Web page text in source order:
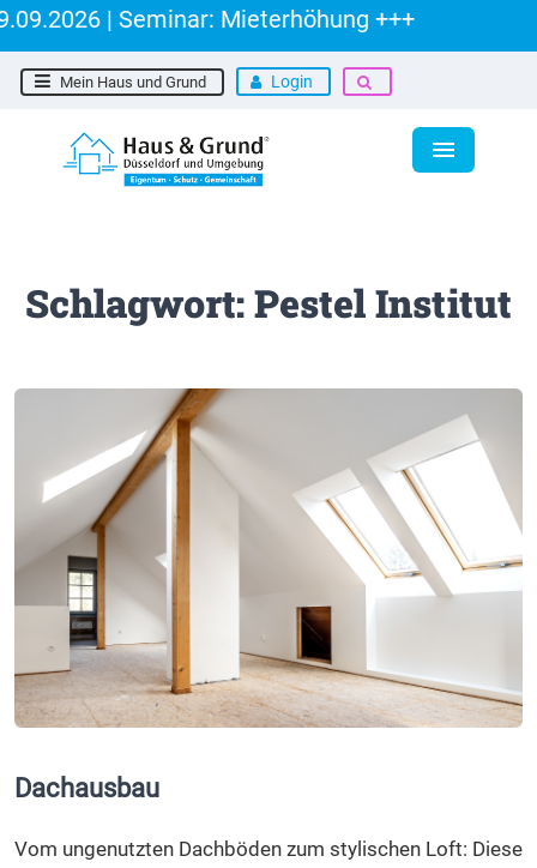
| Seminar: Mieterhöhung +++
Mein Haus und Grund Login
Schlagwort: Pestel Institut
Dachausbau
Vom ungenutzten Dachböden zum stylischen Loft: Diese